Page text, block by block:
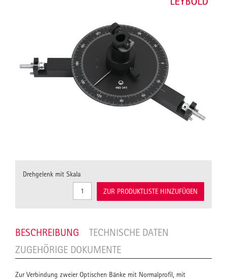
Drehgelenk mit Skala
ZUR PRODUKTLISTE HINZUFÜGEN
BESCHREIBUNG
TECHNISCHE DATEN
ZUGEHÖRIGE DOKUMENTE
Zur Verbindung zweier Optischen Bänke mit Normalprofil, mit